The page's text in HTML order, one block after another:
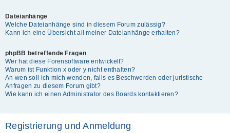
Dateianhänge
Welche Dateianhänge sind in diesem Forum zulässig?
Kann ich eine Übersicht all meiner Dateianhänge erhalten?
phpBB betreffende Fragen
Wer hat diese Forensoftware entwickelt?
Warum ist Funktion x oder y nicht enthalten?
An wen soll ich mich wenden, falls es Beschwerden oder juristische
Anfragen zu diesem Forum gibt?
Wie kann ich einen Administrator des Boards kontaktieren?
Registrierung und Anmeldung